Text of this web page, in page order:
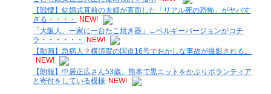
【戦慄】結婚式直前の夫婦が直面した「リアル死の恐怖」がヤバす
ぎる・・・・
NEW!
「大阪人、一家に一台たこ焼き器」←ベルギーバージョンがコチ
ラ・・・・・・
NEW!
【動画】急病人？横須賀の国道16号でおかしな事故が撮影される。
NEW!
【朗報】中居正広さん53歳、熊本で黒ニットをかぶりボランティア
と寄付をしている模様 NEW!